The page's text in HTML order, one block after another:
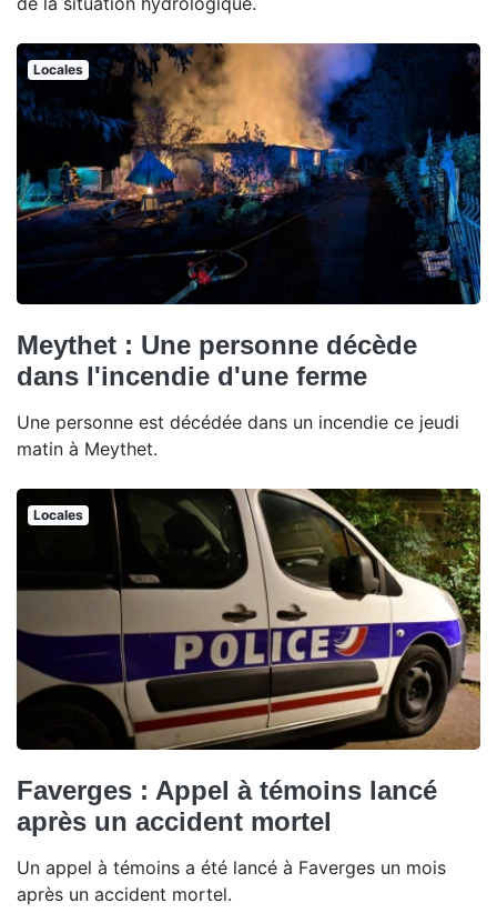
Locales
Meythet : Une personne décède
dans l'incendie d'une ferme
Une personne est décédée dans un incendie ce jeudi
matin à Meythet.
Locales
Faverges : Appel à témoins lancé
après un accident mortel
Un appel à témoins a été lancé à Faverges un mois
après un accident mortel.